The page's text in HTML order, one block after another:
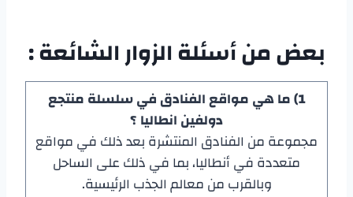
بعض من أسئلة الزوار الشائعة :
1) ما هي مواقع الفنادق في سلسلةمنتجع
دولفين انطاليا؟
مجموعة من الفنادق المنتشرة بعد ذلك في مواقع
متعددة في أنطاليا، بما في ذلك على الساحل
وبالقرب من معالم الجذب الرئيسية.